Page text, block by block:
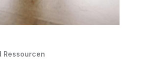
Ressourcen